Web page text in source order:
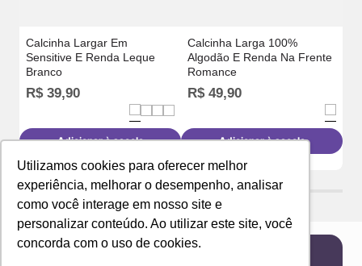
Utilizamos cookies para oferecer melhor
experiência, melhorar o desempenho, analisar
como você interage em nosso site e
personalizar conteúdo. Ao utilizar este site, você
concorda com o uso de cookies.
Calcinha Largar Em
Sensitive E Renda Leque
Branco
R$ 39,90
Adicionar à sacola
Calcinha Larga 100%
Algodão E Renda Na Frente
Romance
R$ 49,90
Adicionar à sacola